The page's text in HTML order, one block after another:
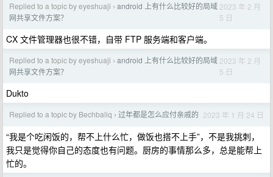
Replied to a topic by eyeshuaji › android 上有什么比较好的局域
网共享文件方案？
2023 年 2 月
5 日
CX 文件管理器也很不错，自带 FTP 服务端和客户端。
Replied to a topic by eyeshuaji › android 上有什么比较好的局域
网共享文件方案？
2023 年 2 月
5 日
Dukto
Replied to a topic by Bechbaliq › 过年都是怎么应付亲戚的 2023 年 1 月 24 日
“我是个吃闲饭的，帮不上什么忙，做饭也搭不上手”，不是我挑刺，
我只是觉得你自己的态度也有问题。厨房的事情那么多，总是能帮上
忙的。